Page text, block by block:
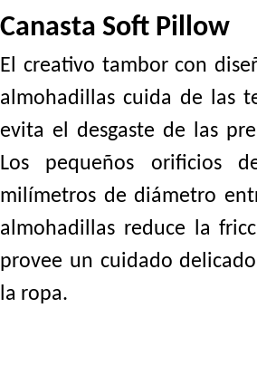
Canasta Soft Pillow
El creativo tambor con
almohadillas cuida de las
evita el desgaste de las
Los pequeños orificios
milímetros de diámetro
almohadillas reduce la
provee un cuidado
la ropa.